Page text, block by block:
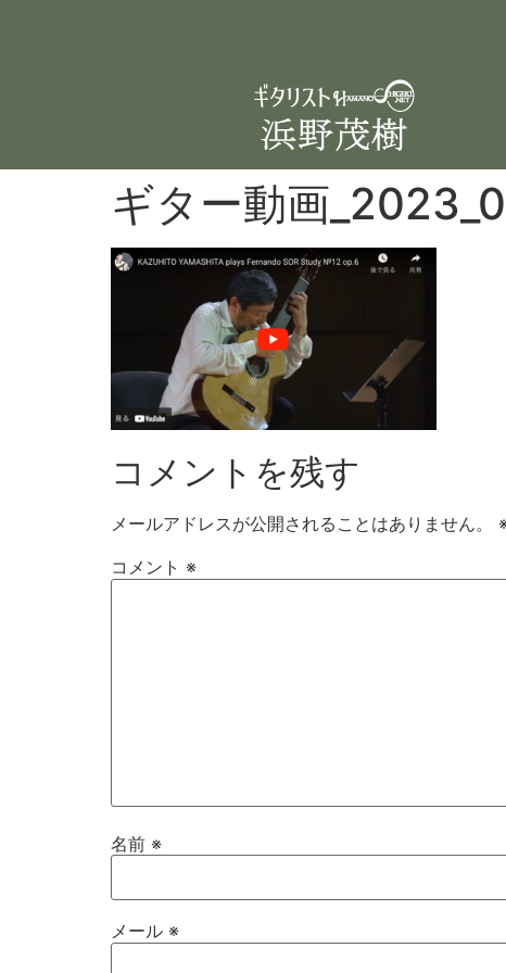
ギター動画
コメントを残す
メールアドレスが公開されることはありません。
コメント ※
名前 ※
メール ※